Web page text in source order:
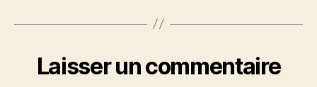
Laisser un commentaire